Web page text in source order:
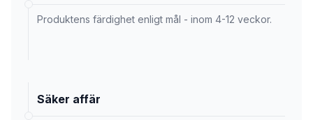
Produktens färdighet enligt mål - inom 4-12 veckor.
Säker affär